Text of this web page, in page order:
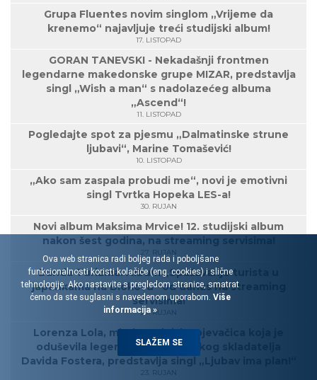
Grupa Fluentes novim singlom „Vrijeme da
krenemo“ najavljuje treći studijski album!
17. LISTOPAD
GORAN TANEVSKI - Nekadašnji frontmen
legendarne makedonske grupe MIZAR, predstavlja
singl „Wish a man“ s nadolazećeg albuma
„Ascend“!
11. LISTOPAD
Pogledajte spot za pjesmu „Dalmatinske strune
ljubavi“, Marine Tomašević!
10. LISTOPAD
„Ako sam zaspala probudi me“, novi je emotivni
singl Tvrtka Hopeka LES-a!
30. RUJAN
Novi album Maksima Mrvice! 12. studijski album
nakon šest godina, na streaming servisima!
27. RUJAN
Banda Turizma: Album „Spašavanje turista u
japankama na Biokovu“ od danas na streaming
servisima!
27. RUJAN
Lorenza Lola, mlada rovinjska pjevačica koja je
oduševila legendarnog američkog skladatelja
Davida Fostera, predstavlja singl „Ljubav ima plan!“
23. RUJAN
Ova web stranica radi boljeg rada i poboljšane
funkcionalnosti koristi kolačiće (eng. cookies) i slične
tehnologije. Ako nastavite s pregledom stranice, smatrat
ćemo da ste suglasni s navedenom uporabom. Više
informacija »
SLAŽEM SE